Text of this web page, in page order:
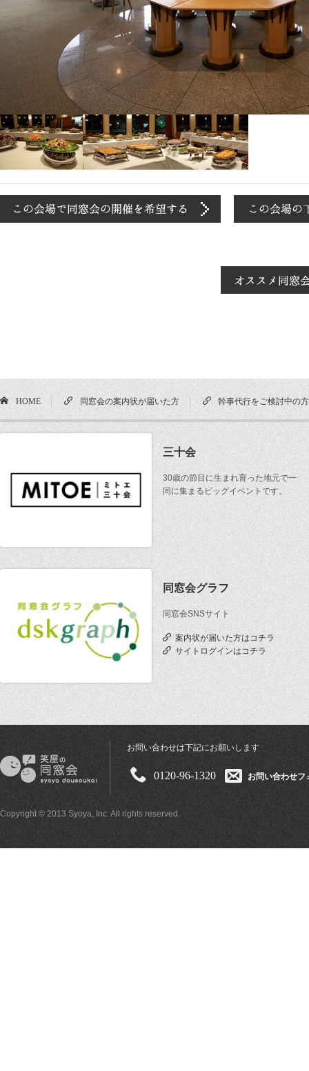
HOME 同窓会の案内状が届いた方 幹事代行をご検討中の方
三十会
30歳の節目に生まれ育った地元で一
同に集まるビッグイベントです。
同窓会グラフ
同窓会SNSサイト
案内状が届いた方はコチラ
サイトログインはコチラ
お問い合わせは下記にお願いします
0120-96-1320 お問い合わせフ
Copyright © 2013 Syoya, Inc. All rights reserved.